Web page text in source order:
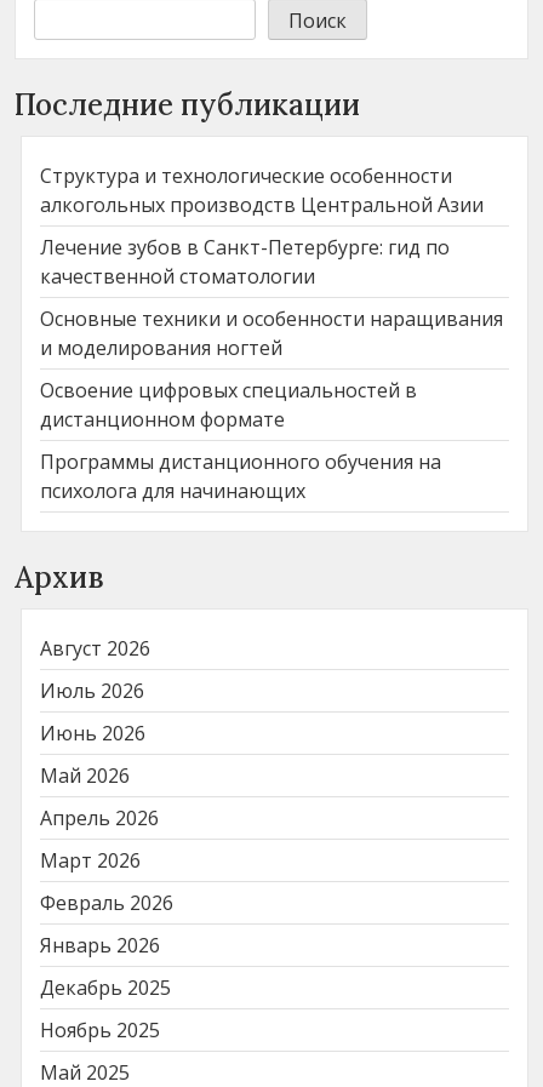
Поиск
Последние публикации
Структура и технологические особенности
алкогольных производств Центральной Азии
Лечение зубов в Санкт-Петербурге: гид по
качественной стоматологии
Основные техники и особенности наращивания
и моделирования ногтей
Освоение цифровых специальностей в
дистанционном формате
Программы дистанционного обучения на
психолога для начинающих
Архив
Август 2026
Июль 2026
Июнь 2026
Май 2026
Апрель 2026
Март 2026
Февраль 2026
Январь 2026
Декабрь 2025
Ноябрь 2025
Май 2025